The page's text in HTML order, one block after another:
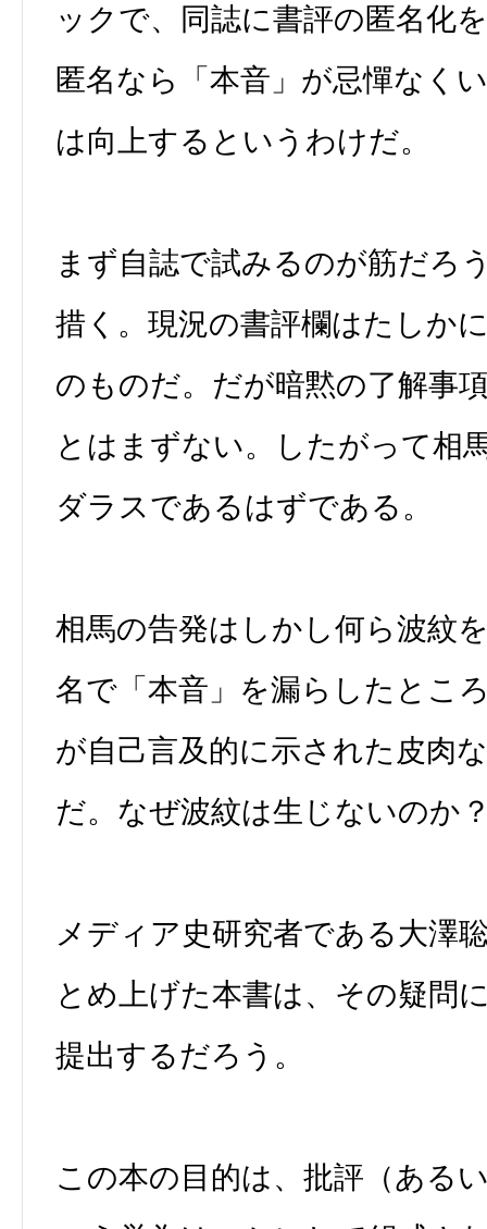
ックで、同誌に書評の匿名化
匿名なら「本音」が忌憚なく
は向上するというわけだ。
まず自誌で試みるのが筋だろ
措く。現況の書評欄はたしか
のものだ。だが暗黙の了解事
とはまずない。したがって相
ダラスであるはずである。
相馬の告発はしかし何ら波紋
名で「本音」を漏らしたとこ
が自己言及的に示された皮肉
だ。なぜ波紋は生じないのか
メディア史研究者である大澤
とめ上げた本書は、その疑問
提出するだろう。
この本の目的は、批評（ある